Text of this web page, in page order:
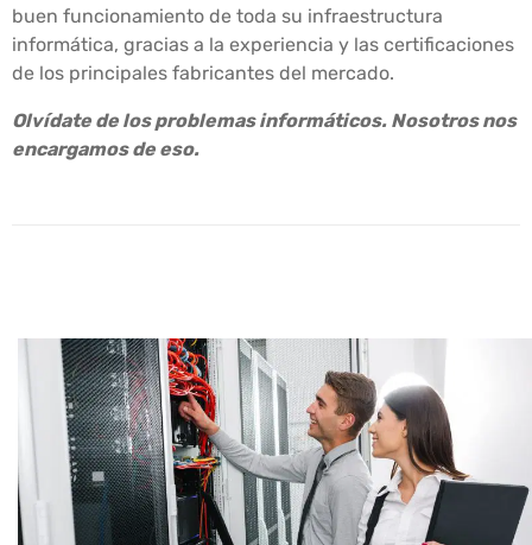
buen funcionamiento de toda su infraestructura
informática, gracias a la experiencia y las certificaciones
de los principales fabricantes del mercado.
Olvídate de los problemas informáticos. Nosotros nos
encargamos de eso.